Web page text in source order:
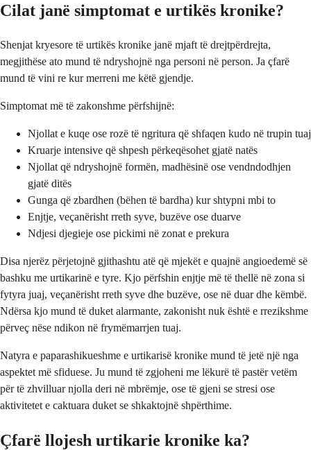
Cilat janë simptomat e urtikës kronike?
Shenjat kryesore të urtikës kronike janë mjaft të drejtpërdrejta,
megjithëse ato mund të ndryshojnë nga personi në person. Ja çfarë
mund të vini re kur merreni me këtë gjendje.
Simptomat më të zakonshme përfshijnë:
Njollat e kuqe ose rozë të ngritura që shfaqen kudo në trupin tuaj
Kruarje intensive që shpesh përkeqësohet gjatë natës
Njollat që ndryshojnë formën, madhësinë ose vendndodhjen
gjatë ditës
Gunga që zbardhen (bëhen të bardha) kur shtypni mbi to
Enjtje, veçanërisht rreth syve, buzëve ose duarve
Ndjesi djegieje ose pickimi në zonat e prekura
Disa njerëz përjetojnë gjithashtu atë që mjekët e quajnë angioedemë së
bashku me urtikarinë e tyre. Kjo përfshin enjtje më të thellë në zona si
fytyra juaj, veçanërisht rreth syve dhe buzëve, ose në duar dhe këmbë.
Ndërsa kjo mund të duket alarmante, zakonisht nuk është e rrezikshme
përveç nëse ndikon në frymëmarrjen tuaj.
Natyra e paparashikueshme e urtikarisë kronike mund të jetë një nga
aspektet më sfiduese. Ju mund të zgjoheni me lëkurë të pastër vetëm
për të zhvilluar njolla deri në mbrëmje, ose të gjeni se stresi ose
aktivitetet e caktuara duket se shkaktojnë shpërthime.
Çfarë llojesh urtikarie kronike ka?